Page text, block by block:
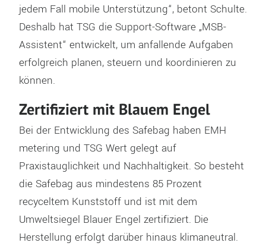
jedem Fall mobile Unterstützung“, betont Schulte.
Deshalb hat TSG die Support-Software „MSB-
Assistent“ entwickelt, um anfallende Aufgaben
erfolgreich planen, steuern und koordinieren zu
können.
Zertifiziert mit Blauem Engel
Bei der Entwicklung des Safebag haben EMH
metering und TSG Wert gelegt auf
Praxistauglichkeit und Nachhaltigkeit. So besteht
die Safebag aus mindestens 85 Prozent
recyceltem Kunststoff und ist mit dem
Umweltsiegel Blauer Engel zertifiziert. Die
Herstellung erfolgt darüber hinaus klimaneutral.